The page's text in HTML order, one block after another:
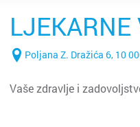
LJEKARNE
Poljana Z. Dražića 6, 10
Vaše zdravlje i